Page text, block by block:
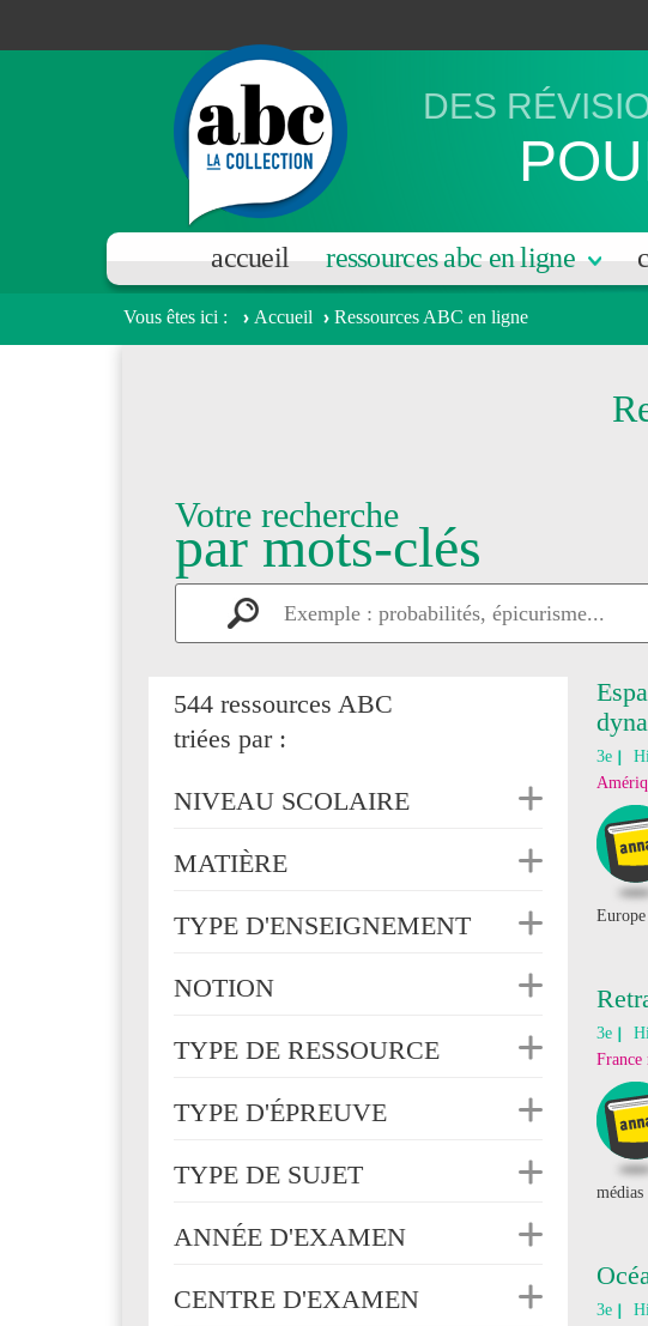
DES
accueil ressources abc en ligne
Vous êtes ici Accueil Ressources ABC en ligne
Votre recherche
par mots-clés
544 ressources ABC
triées par :
NIVEAU SCOLAIRE
MATIÈRE
TYPE D'ENSEIGNEMENT
NOTION
TYPE DE RESSOURCE
TYPE D'ÉPREUVE
TYPE DE SUJET
ANNÉE D'EXAMEN
CENTRE D'EXAMEN
3e
3e
France
3e